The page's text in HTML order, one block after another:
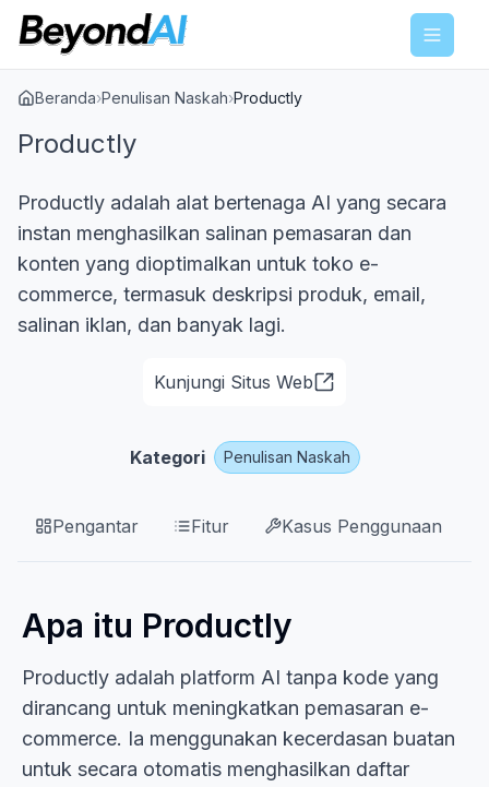
Menu
Beranda›Penulisan Naskah›Productly
Productly
Productly adalah alat bertenaga AI yang secara
instan menghasilkan salinan pemasaran dan
konten yang dioptimalkan untuk toko e-
commerce, termasuk deskripsi produk, email,
salinan iklan, dan banyak lagi.
Kunjungi Situs Web
Kategori Penulisan Naskah
Pengantar Fitur Kasus Penggunaan
Apa itu Productly
Productly adalah platform AI tanpa kode yang
dirancang untuk meningkatkan pemasaran e-
commerce. Ia menggunakan kecerdasan buatan
untuk secara otomatis menghasilkan daftar